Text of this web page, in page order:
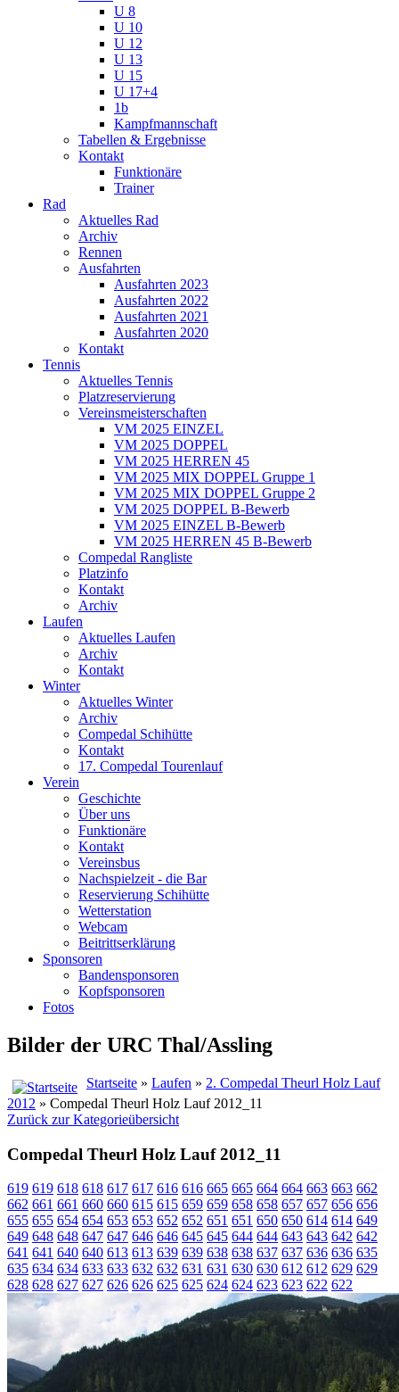
U 8
U 10
U 12
U 13
U 15
U 17+4
1b
Kampfmannschaft
Tabellen & Ergebnisse
Kontakt
Funktionäre
Trainer
Rad
Aktuelles Rad
Archiv
Rennen
Ausfahrten
Ausfahrten 2023
Ausfahrten 2022
Ausfahrten 2021
Ausfahrten 2020
Kontakt
Tennis
Aktuelles Tennis
Platzreservierung
Vereinsmeisterschaften
VM 2025 EINZEL
VM 2025 DOPPEL
VM 2025 HERREN 45
VM 2025 MIX DOPPEL Gruppe 1
VM 2025 MIX DOPPEL Gruppe 2
VM 2025 DOPPEL B-Bewerb
VM 2025 EINZEL B-Bewerb
VM 2025 HERREN 45 B-Bewerb
Compedal Rangliste
Platzinfo
Kontakt
Archiv
Laufen
Aktuelles Laufen
Archiv
Kontakt
Winter
Aktuelles Winter
Archiv
Compedal Schihütte
Kontakt
17. Compedal Tourenlauf
Verein
Geschichte
Über uns
Funktionäre
Kontakt
Vereinsbus
Nachspielzeit - die Bar
Reservierung Schihütte
Wetterstation
Webcam
Beitrittserklärung
Sponsoren
Bandensponsoren
Kopfsponsoren
Fotos
Bilder der URC Thal/Assling
Startseite » Laufen » 2. Compedal Theurl Holz Lauf
2012 » Compedal Theurl Holz Lauf 2012_11
Zurück zur Kategorieübersicht
Compedal Theurl Holz Lauf 2012_11
619 619 618 618 617 617 616 616 665 665 664 664 663 663 662
662 661 661 660 660 615 615 659 659 658 658 657 657 656 656
655 655 654 654 653 653 652 652 651 651 650 650 614 614 649
649 648 648 647 647 646 646 645 645 644 644 643 643 642 642
641 641 640 640 613 613 639 639 638 638 637 637 636 636 635
635 634 634 633 633 632 632 631 631 630 630 612 612 629 629
628 628 627 627 626 626 625 625 624 624 623 623 622 622